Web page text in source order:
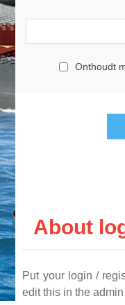
Onthoudt
About
Put your login /
edit this in the admin